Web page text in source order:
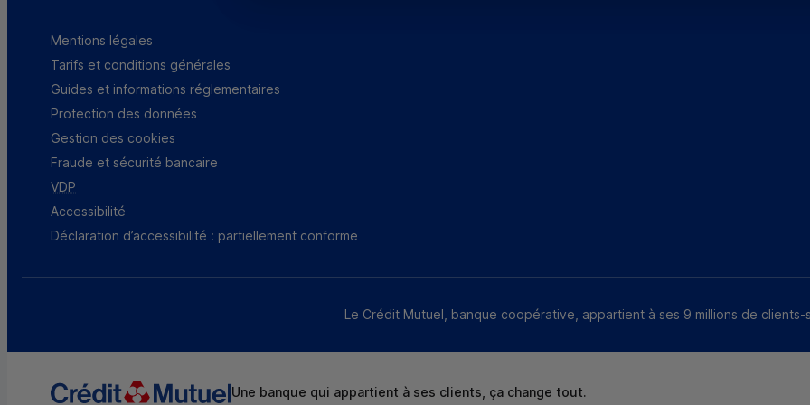
Mentions légales
Tarifs et conditions générales
Guides et informations réglementaires
Protection des données
Gestion des cookies
Fraude et sécurité bancaire
VDP
Accessibilité
Déclaration d’accessibilité : partiellement conforme
Le Crédit Mutuel, banque coopérative, appartient à ses 9 millions de clients-
Une banque qui appartient à ses clients, ça change tout.